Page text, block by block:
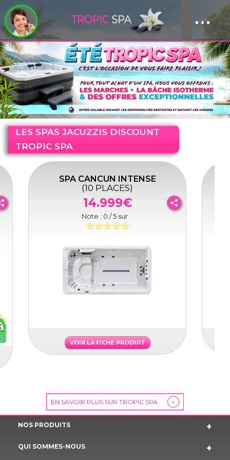
Panneau de gestion des cookies ...
LES SPAS JACUZZIS DISCOUNT
TROPIC SPA
SPA CANCUN INTENSE
(10 PLACES)
14.999€
Note : 0 / 5 sur
VOIR LA FICHE PRODUIT
EN SAVOIR PLUS SUR TROPIC SPA +
NOS PRODUITS
QUI SOMMES-NOUS